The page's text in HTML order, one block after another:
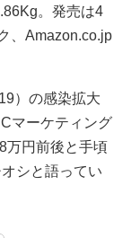
。発売は4
、Amazon.co.jp
）の感染拡大
マーケティング
万円前後と手頃
シと語ってい